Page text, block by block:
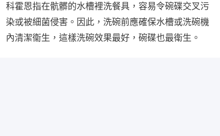
科霍恩指在骯髒的水槽裡洗餐具，容易令碗碟交叉污
染或被細菌侵害。因此，洗碗前應確保水槽或洗碗機
內清潔衞生，這樣洗碗效果最好，碗碟也最衛生。